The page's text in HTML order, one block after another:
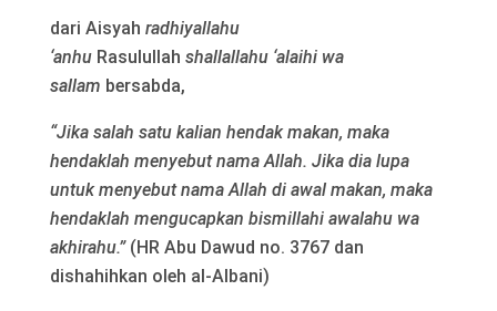
dari Aisyah radhiyallahu
‘anhu Rasulullah shallallahu ‘alaihi wa
sallam bersabda,
“Jika salah satu kalian hendak makan, maka
hendaklah menyebut nama Allah. Jika dia lupa
untuk menyebut nama Allah di awal makan, maka
hendaklah mengucapkan bismillahi awalahu wa
akhirahu.”(HR Abu Dawud no. 3767 dan
dishahihkan oleh al-Albani)